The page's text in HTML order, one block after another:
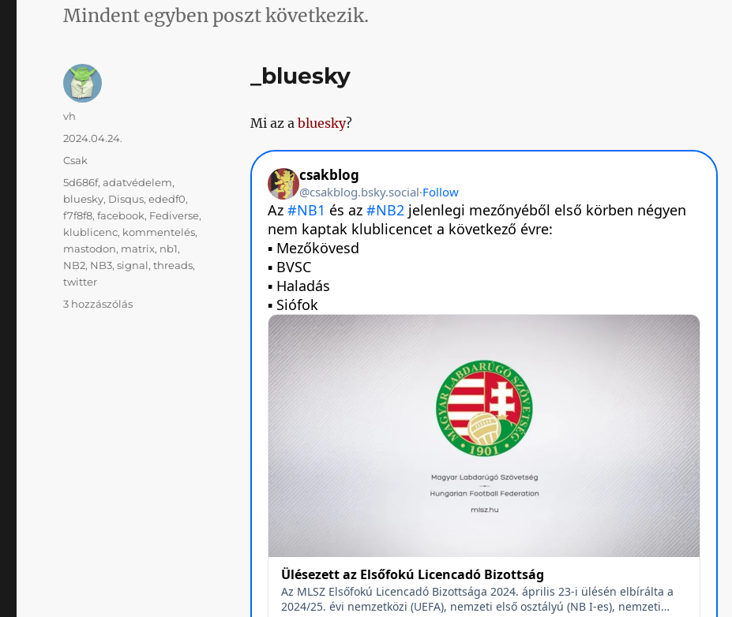
Mindent egyben poszt következik.
_bluesky
Mi az a bluesky?
Szerző
vh
Közzétéve
2024.04.24.
Kategória
Csak
Címke
5d686f,adatvédelem,
bluesky, Disqus,ededf0,
f7f8f8,facebook, Fediverse,
klublicenc, kommentelés,
mastodon, matrix, nb1,
NB2, NB3,signal,threads,
twitter
3 hozzászólásKlublicenc,